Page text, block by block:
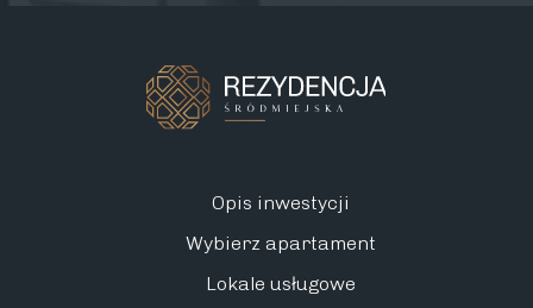
Opis inwestycji
Wybierz apartament
Lokale usługowe